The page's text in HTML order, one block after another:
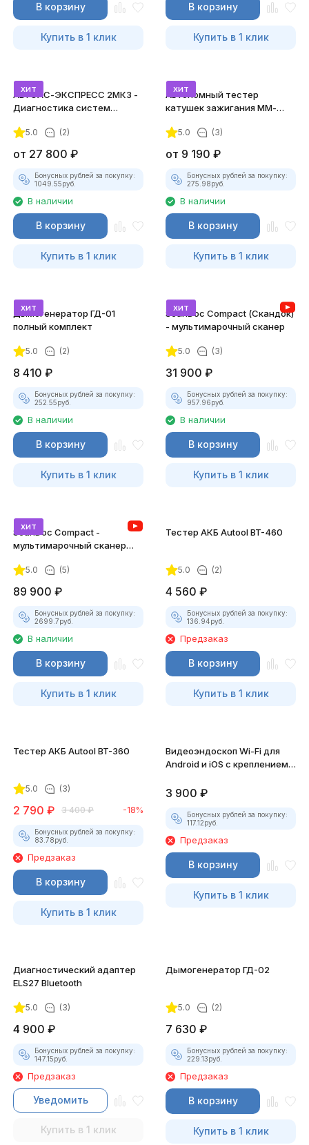
В корзину
Купить в 1 клик
В корзину
Купить в 1 клик
хит
АВТОАС-ЭКСПРЕСС 2МК3 -
Диагностика систем
5.0 (2)
от 27 800 ₽
Бонусных рублей за покупку:
1049.55руб.
В наличии
В корзину
Купить в 1 клик
хит
Автономный тестер
катушек зажигания ММ-
комплект)
5.0 (3)
от 9 190 ₽
Бонусных рублей за покупку:
275.98руб.
В наличии
В корзину
Купить в 1 клик
хит
Дымогенератор ГД-01
полный комплект
5.0 (2)
8 410 ₽
Бонусных рублей за покупку:
252.55руб.
В наличии
В корзину
Купить в 1 клик
хит
ScanDoc Compact (Скандок)
- мультимарочный сканер
5.0 (3)
31 900 ₽
Бонусных рублей за покупку:
957.96руб.
В наличии
В корзину
Купить в 1 клик
хит
ScanDoc Compact -
мультимарочный сканер
5.0 (5)
89 900 ₽
Бонусных рублей за покупку:
2699.7руб.
В наличии
В корзину
Купить в 1 клик
Тестер АКБ Autool BT-460
5.0 (2)
4 560 ₽
Бонусных рублей за покупку:
136.94руб.
Предзаказ
В корзину
Купить в 1 клик
Тестер АКБ Autool BT-360
5.0 (3)
2 790 ₽ 3 400 ₽ -18%
Бонусных рублей за покупку:
83.78руб.
Предзаказ
В корзину
Купить в 1 клик
Видеоэндоскоп Wi-Fi для
Android и iOS с креплением
3 900 ₽
Бонусных рублей за покупку:
117.12руб.
Предзаказ
В корзину
Купить в 1 клик
Диагностический адаптер
ELS27 Bluetooth
5.0 (3)
4 900 ₽
Бонусных рублей за покупку:
147.15руб.
Предзаказ
Уведомить
Купить в 1 клик
Дымогенератор ГД-02
5.0 (2)
7 630 ₽
Бонусных рублей за покупку:
229.13руб.
Предзаказ
В корзину
Купить в 1 клик